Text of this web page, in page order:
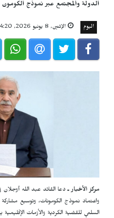
الدولة والمجتمع عبر نموذج الكومون
اليوم الإثنين, 8 يونيو 2026, 14:20
مركز الأخبار ـ دعا القائد عبد الله أوجلان
واعتماد نموذج الكومونات، وتوسيع
السلمي للقضية الكردية والأزمات الإقليمية